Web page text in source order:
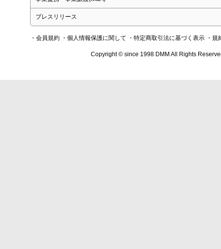
プレスリリース
・会員規約 ・個人情報保護に関して ・特定商取引法に基づく表示 ・規
Copyright © since 1998 DMM All Rights